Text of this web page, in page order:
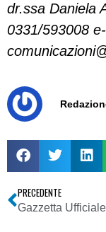
dr.ssa Daniela
0331/593008
PRECEDENTE